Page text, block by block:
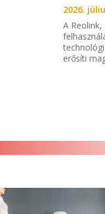
2026.
A
erősíti